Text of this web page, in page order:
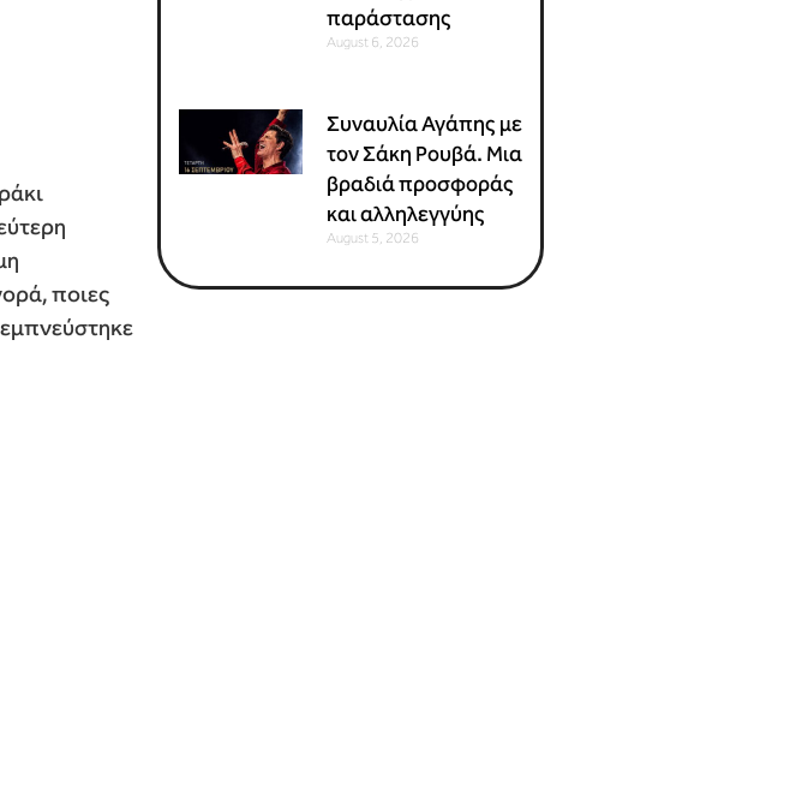
ποιες
παράστασης
August 6, 2026
Συναυλία Αγάπης με
τον Σάκη Ρουβά. Μια
βραδιά προσφοράς
και αλληλεγγύης
August 5, 2026